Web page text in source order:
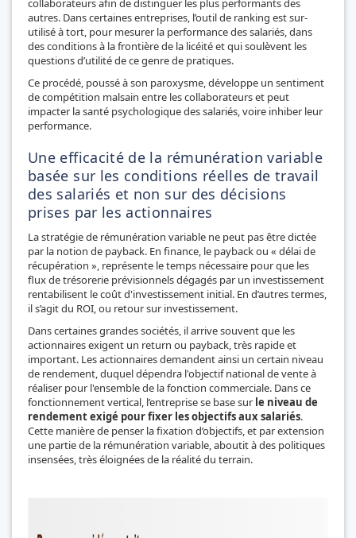
collaborateurs afin de distinguer les plus performants des
autres. Dans certaines entreprises, l’outil de ranking est sur-
utilisé à tort, pour mesurer la performance des salariés, dans
des conditions à la frontière de la licéité et qui soulèvent les
questions d’utilité de ce genre de pratiques.
Ce procédé, poussé à son paroxysme, développe un sentiment
de compétition malsain entre les collaborateurs et peut
impacter la santé psychologique des salariés, voire inhiber leur
performance.
Une efficacité de la rémunération variable
basée sur les conditions réelles de travail
des salariés et non sur des décisions
prises par les actionnaires
La stratégie de rémunération variable ne peut pas être dictée
par la notion de payback. En finance, le payback ou « délai de
récupération », représente le temps nécessaire pour que les
fluxde trésorerie prévisionnels dégagés par un investissement
rentabilisent le coût d'investissement initial. En d’autres termes,
il s’agit du ROI, ou retour sur investissement.
Dans certaines grandes sociétés, il arrive souvent que les
actionnaires exigent un return ou payback, très rapide et
important. Les actionnaires demandent ainsi un certain niveau
de rendement, duquel dépendra l'objectif national de vente à
réaliser pour l'ensemble de la fonction commerciale. Dans ce
fonctionnement vertical, l’entreprise se base sur le niveau de
rendement exigé pour fixer les objectifs aux salariés.
Cette manière de penser la fixation d’objectifs, et par extension
une partie de la rémunération variable, aboutit à des politiques
insensées, très éloignées de la réalité du terrain.